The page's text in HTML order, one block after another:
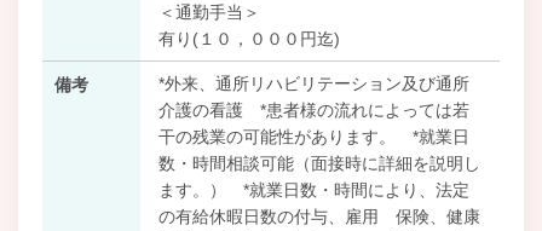
＜通勤手当＞
有り(１０，０００円迄)
備考
*外来、通所リハビリテーション及び通所
介護の看護 *患者様の流れによっては若
干の残業の可能性があります。 *就業日
数・時間相談可能（面接時に詳細を説明し
ます。） *就業日数・時間により、法定
の有給休暇日数の付与、雇用 保険、健康